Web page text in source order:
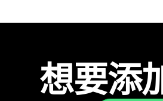
想要添